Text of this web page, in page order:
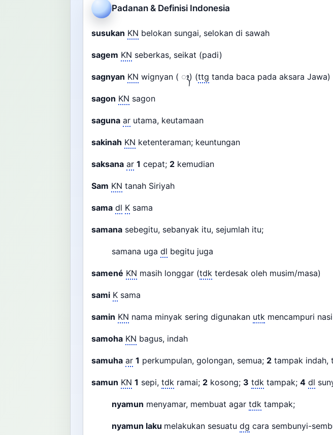
Padanan & Definisi Indonesia
susukan KN belokan sungai, selokan di sawah
sagem KN seberkas, seikat (padi)
sagnyan KN wignyan ( ꦃ) (ttg tanda baca pada aksara Jawa)
sagon KN sagon
saguna ar utama, keutamaan
sakinah KN ketenteraman; keuntungan
saksana ar 1 cepat; 2 kemudian
Sam KN tanah Siriyah
sama dl K sama
samana sebegitu, sebanyak itu, sejumlah itu;
samana uga dl begitu juga
samené KN masih longgar (tdk terdesak oleh musim/masa)
sami K sama
samin KN nama minyak sering digunakan utk mencampuri
samoha KN bagus, indah
samuha ar 1 perkumpulan, golongan, semua; 2 tampak indah,
samun KN 1 sepi, tdk ramai; 2 kosong; 3 tdk tampak; 4 dl
nyamun menyamar, membuat agar tdk tampak;
nyamun laku melakukan sesuatu dg cara sembunyi-